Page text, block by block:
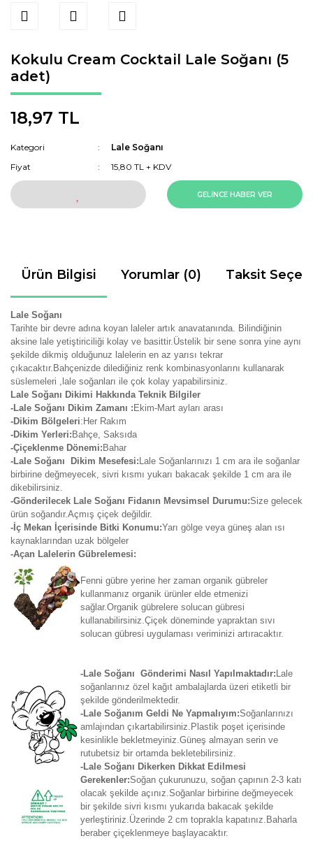
Kokulu Cream Cocktail Lale Soğanı (5
adet)
18,97 TL
Kategori
Lale Soğanı
Fiyat
15,80 TL + KDV
GELİNCE HABER VER
Ürün Bilgisi Yorumlar (0) Taksit
Lale Soğanı
Tarihte bir devre adına koyan laleler artık anavatanında. Bilindiğinin
aksine lale yetiştiriciliği kolay ve basittir.Üstelik bir sene sonra yine aynı
şekilde dikmiş olduğunuz lalelerin en az yarısı tekrar
çıkacaktır.Bahçenizde dilediğiniz renk kombinasyonlarını kullanarak
süslemeleri ,lale soğanları ile çok kolay yapabilirsiniz.
Lale Soğanı Dikimi Hakkında Teknik Bilgiler
-Lale Soğanı Dikim Zamanı : Ekim-Mart ayları arası
-Dikim Bölgeleri:Her Rakım
-Dikim Yerleri: Bahçe, Saksıda
-Çiçeklenme Dönemi: Bahar
-Lale Soğanı Dikim Mesefesi: Lale Soğanlarınızı 1 cm ara ile soğanlar
birbirine değmeyecek, sivri kısmı yukarı bakacak şekilde 1 cm ara ile
dikebilirsiniz.
-Gönderilecek Lale Soğanı Fidanın Mevsimsel Durumu:Size gelecek
ürün soğandır.Açmış çiçek değildir.
-İç Mekan İçerisinde Bitki Konumu:Yarı gölge veya güneş alan ısı
kaynaklarından uzak bölgeler
-Açan Lalelerin Gübrelemesi:
Fenni gübre yerine her zaman organik gübreler
kullanmanız organik ürünler elde etmenizi
sağlar.Organik gübrelere solucan gübresi
kullanabilirsiniz.Çiçek döneminde yapraktan sıvı
solucan gübresi uygulaması veriminizi artıracaktır.
-Lale Soğanı Gönderimi Nasıl Yapılmaktadır: Lale
soğanlarınız özel kağıt ambalajlarda üzeri etiketli bir
şekilde gönderilmektedir.
-Lale Soğanım Geldi Ne Yapmalıyım:Soğanlarınızı
amlajından çıkartabilirsiniz.Plastik poşet içerisinde
kesinlikle bekletmeyiniz.Güneş almayan serin ve
rutubetsiz bir ortamda bekletebilirsiniz.
-Lale Soğanı Dikerken Dikkat Edilmesi
Gerekenler:Soğan çukurunuzu, soğan çapının 2-3 katı
olacak şekilde açınız.Soğanlar birbirine değmeyecek
bir şekilde sivri kısmı yukarıda bakacak şekilde
yerleştiriniz.Üzerinde 2 cm toprakla kapatınız.Baharla
beraber çiçeklenmeye başlayacaktır.